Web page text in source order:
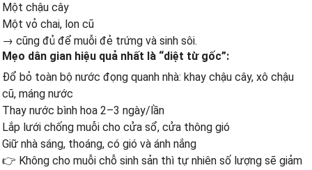
Một chậu cây
Một vỏ chai, lon cũ
→ cũng đủ để muỗi đẻ trứng và sinh sôi.
Mẹo dân gian hiệu quả nhất là “diệt từ gốc”:
Đổ bỏ toàn bộ nước đọng quanh nhà: khay chậu cây, xô chậu
cũ, máng nước
Thay nước bình hoa 2–3 ngày/lần
Lắp lưới chống muỗi cho cửa sổ, cửa thông gió
Giữ nhà sáng, thoáng, có gió và ánh nắng
👉 Không cho muỗi chỗ sinh sản thì tự nhiên số lượng sẽ giảm